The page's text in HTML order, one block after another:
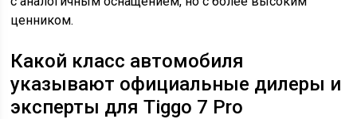
ценником.
Какой класс автомобиля
указывают официальные дилеры и
эксперты для Tiggo 7 Pro